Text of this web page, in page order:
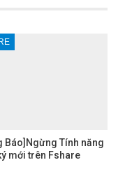
Báo]Ngừng Tính năng
mới trên Fshare